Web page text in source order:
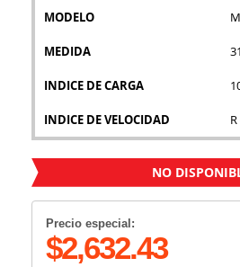
MODELO
MEDIDA
INDICE DE CARGA
INDICE DE VELOCIDAD
NO
Precio especial:
$2,632.43
imágenes